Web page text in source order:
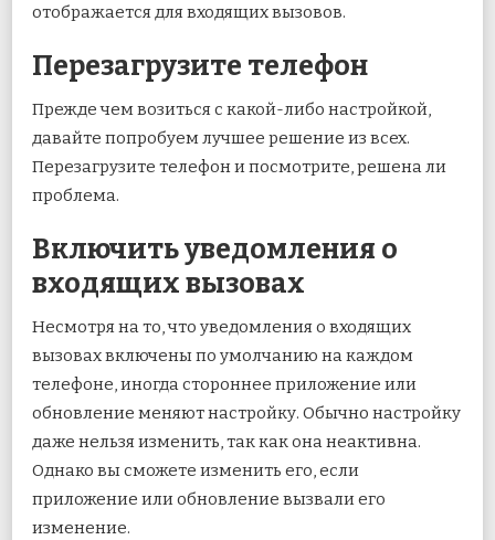
отображается для входящих вызовов.
Перезагрузите телефон
Прежде чем возиться с какой-либо настройкой,
давайте попробуем лучшее решение из всех.
Перезагрузите телефон и посмотрите, решена ли
проблема.
Включить уведомления о
входящих вызовах
Несмотря на то, что уведомления о входящих
вызовах включены по умолчанию на каждом
телефоне, иногда стороннее приложение или
обновление меняют настройку. Обычно настройку
даже нельзя изменить, так как она неактивна.
Однако вы сможете изменить его, если
приложение или обновление вызвали его
изменение.